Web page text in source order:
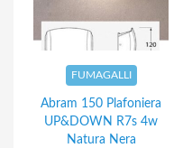
FUMAGALLI
Abram 150 Plafoniera
UP&DOWN R7s 4w
Natura Nera